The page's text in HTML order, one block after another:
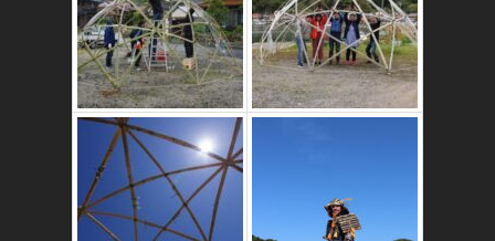
竹ドームのワーク
ショップ